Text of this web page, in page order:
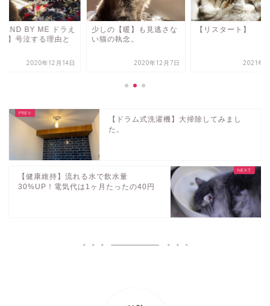
の【暖】も見逃さな
の執念。
2020年12月7日
【リスタート】
2021年1月3日
【STAND BY ME
2020年12
【ドラム式洗濯機】大掃除してみまし
た。
【健康維持】流れる水で飲水量
30%UP！電気代は1ヶ月たったの40円